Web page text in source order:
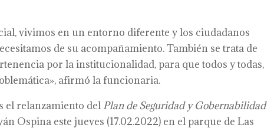
vivimos en un entorno diferente y los ciudadanos
de su acompañamiento. También se trata de
por la institucionalidad, para que todos y todas,
afirmó la funcionaria.
el relanzamiento del Plan de Seguridad y Gobernabilidad
Ospina este jueves (17.02.2022) en el parque de Las